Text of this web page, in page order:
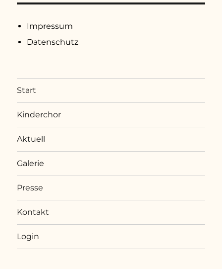
Impressum
Datenschutz
Start
Kinderchor
Aktuell
Galerie
Presse
Kontakt
Login